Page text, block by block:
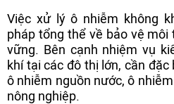
Việc xử lý ô nhiễm không
pháp tổng thể về bảo vệ
vững. Bên cạnh nhiệm vụ
khí tại các đô thị lớn, cần
ô nhiễm nguồn nước, ô
nông nghiệp.